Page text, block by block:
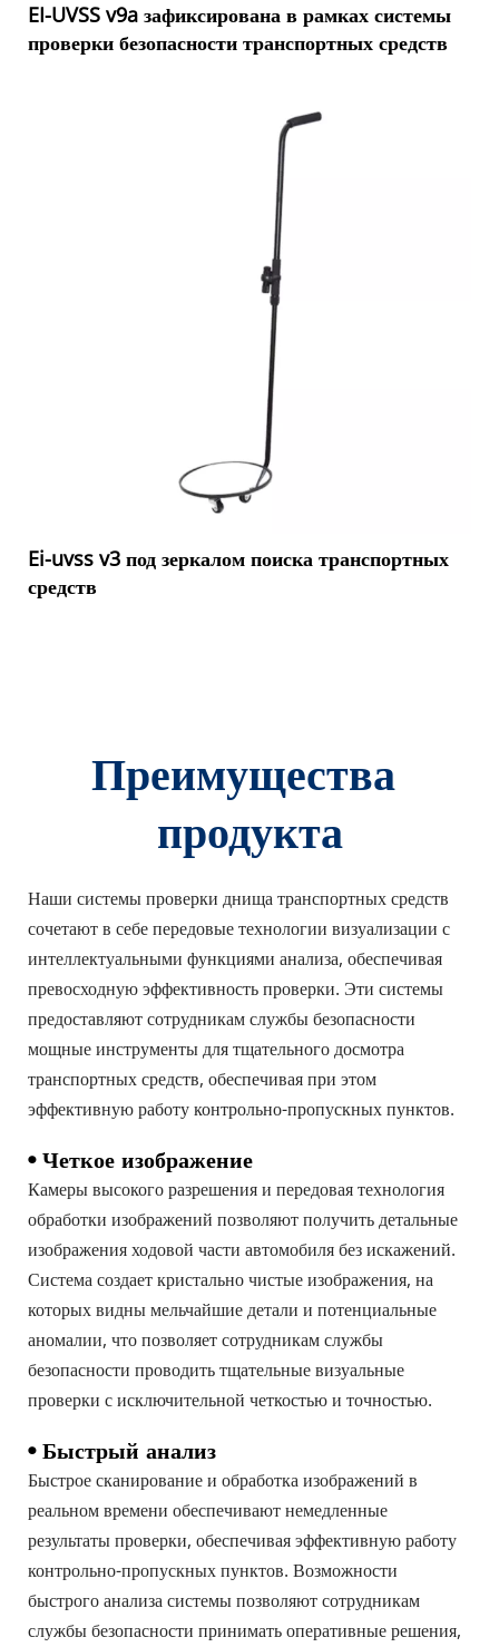
EI-UVSS v9a зафиксирована в рамках системы
проверки безопасности транспортных средств
Ei-uvss v3 под зеркалом поиска транспортных
средств
Преимущества
продукта
Наши системы проверки днища транспортных средств
сочетают в себе передовые технологии визуализации с
интеллектуальными функциями анализа, обеспечивая
превосходную эффективность проверки. Эти системы
предоставляют сотрудникам службы безопасности
мощные инструменты для тщательного досмотра
транспортных средств, обеспечивая при этом
эффективную работу контрольно-пропускных пунктов.
• Четкое изображение
Камеры высокого разрешения и передовая технология
обработки изображений позволяют получить детальные
изображения ходовой части автомобиля без искажений.
Система создает кристально чистые изображения, на
которых видны мельчайшие детали и потенциальные
аномалии, что позволяет сотрудникам службы
безопасности проводить тщательные визуальные
проверки с исключительной четкостью и точностью.
• Быстрый анализ
Быстрое сканирование и обработка изображений в
реальном времени обеспечивают немедленные
результаты проверки, обеспечивая эффективную работу
контрольно-пропускных пунктов. Возможности
быстрого анализа системы позволяют сотрудникам
службы безопасности принимать оперативные решения,